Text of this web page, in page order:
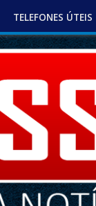
TELEFONES ÚTEIS